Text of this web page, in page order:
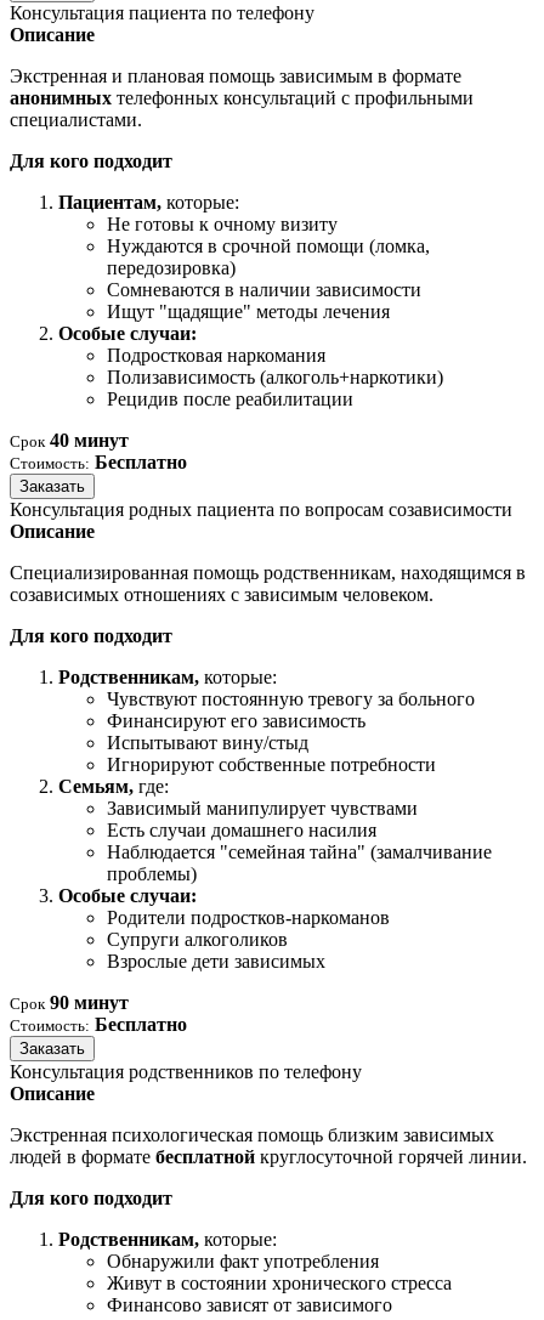
Консультация пациента по телефону
Описание
Экстренная и плановая помощь зависимым в формате
анонимных телефонных консультаций с профильными
специалистами.
Для кого подходит
Пациентам, которые:
Не готовы к очному визиту
Нуждаются в срочной помощи (ломка,
передозировка)
Сомневаются в наличии зависимости
Ищут "щадящие" методы лечения
Особые случаи:
Подростковая наркомания
Полизависимость (алкоголь+наркотики)
Рецидив после реабилитации
Срок 40 минут
Стоимость: Бесплатно
Заказать
Консультация родных пациента по вопросам созависимости
Описание
Специализированная помощь родственникам, находящимся в
созависимых отношениях с зависимым человеком.
Для кого подходит
Родственникам, которые:
Чувствуют постоянную тревогу за больного
Финансируют его зависимость
Испытывают вину/стыд
Игнорируют собственные потребности
Семьям, где:
Зависимый манипулирует чувствами
Есть случаи домашнего насилия
Наблюдается "семейная тайна" (замалчивание
проблемы)
Особые случаи:
Родители подростков-наркоманов
Супруги алкоголиков
Взрослые дети зависимых
Срок 90 минут
Стоимость: Бесплатно
Заказать
Консультация родственников по телефону
Описание
Экстренная психологическая помощь близким зависимых
людей в формате бесплатной круглосуточной горячей линии.
Для кого подходит
Родственникам, которые:
Обнаружили факт употребления
Живут в состоянии хронического стресса
Финансово зависят от зависимого